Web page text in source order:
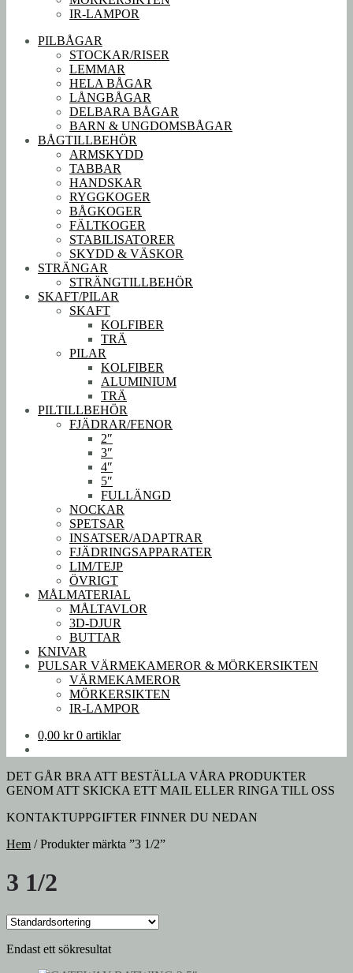
IR-LAMPOR
PILBÅGAR
STOCKAR/RISER
LEMMAR
HELA BÅGAR
LÅNGBÅGAR
DELBARA BÅGAR
BARN & UNGDOMSBÅGAR
BÅGTILLBEHÖR
ARMSKYDD
TABBAR
HANDSKAR
RYGGKOGER
BÅGKOGER
FÄLTKOGER
STABILISATORER
SKYDD & VÄSKOR
STRÄNGAR
STRÄNGTILLBEHÖR
SKAFT/PILAR
SKAFT
KOLFIBER
TRÄ
PILAR
KOLFIBER
ALUMINIUM
TRÄ
PILTILLBEHÖR
FJÄDRAR/FENOR
2″
3″
4″
5″
FULLÄNGD
NOCKAR
SPETSAR
INSATSER/ADAPTRAR
FJÄDRINGSAPPARATER
LIM/TEJP
ÖVRIGT
MÅLMATERIAL
MÅLTAVLOR
3D-DJUR
BUTTAR
KNIVAR
PULSAR VÄRMEKAMEROR & MÖRKERSIKTEN
VÄRMEKAMEROR
MÖRKERSIKTEN
IR-LAMPOR
0,00 kr 0 artiklar
DET GÅR BRA ATT BESTÄLLA VÅRA PRODUKTER
GENOM ATT SKICKA ETT MAIL ELLER RINGA TILL OSS
KONTAKTUPPGIFTER FINNER DU NEDAN
Hem /Produkter märkta ”3 1/2”
3 1/2
Endast ett sökresultat